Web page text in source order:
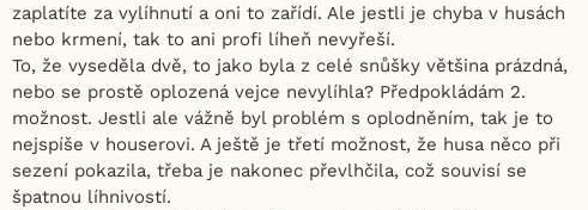
zaplatíte za vylíhnutí a oni to zařídí. Ale jestli je chyba v husách
nebo krmení, tak to ani profi líheň nevyřeší.
To, že vyseděla dvě, to jako byla z celé snůšky většina prázdná,
nebo se prostě oplozená vejce nevylíhla? Předpokládám 2.
možnost. Jestli ale vážně byl problém s oplodněním, tak je to
nejspíše v houserovi. A ještě je třetí možnost, že husa něco při
sezení pokazila, třeba je nakonec převlhčila, což souvisí se
špatnou líhnivostí.